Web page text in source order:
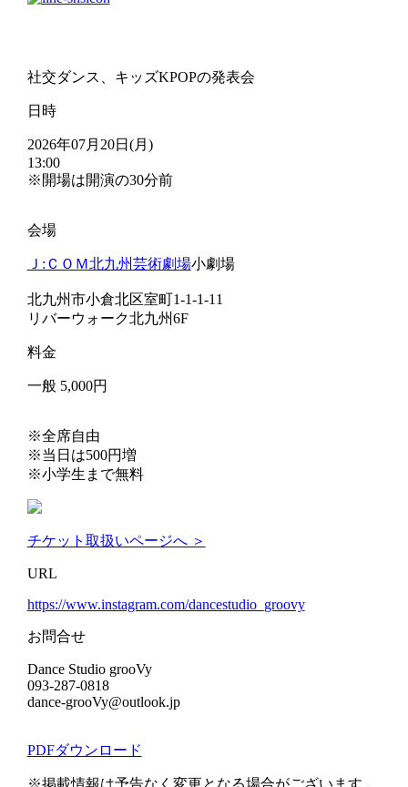
社交ダンス、キッズKPOPの発表会
日時
2026年07月20日(月)
13:00
※開場は開演の30分前
会場
Ｊ:ＣＯＭ北九州芸術劇場小劇場
北九州市小倉北区室町1-1-1-11
リバーウォーク北九州6F
料金
一般 5,000円
※全席自由
※当日は500円増
※小学生まで無料
チケット取扱いページへ ＞
URL
https://www.instagram.com/dancestudio_groovy
お問合せ
Dance Studio grooVy
093-287-0818
dance-grooVy@outlook.jp
PDFダウンロード